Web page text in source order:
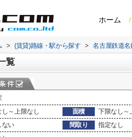
ホーム
> (賃貸)路線・駅から探す > 名古屋鉄道名
覧
し～上限なし 面積 下限なし～
ない 間取り
指定なし